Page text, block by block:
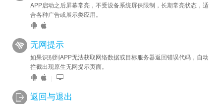
APP启动之后屏幕常亮，不受设备系统屏保限制，长期常亮状态，适
合各种广告或展示类应用。
无网提示
如果识别到APP无法获取网络数据或目标服务器返回错误代码，自动
拦截出现原生无网提示页面。
|
返回与退出